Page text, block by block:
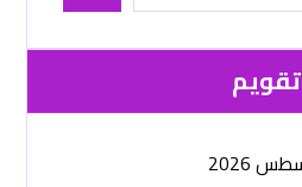
تقویم
2026